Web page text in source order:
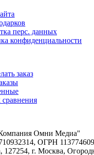
перс. данных
конфиденциальности
заказ
Омни Медиа"
ОГРН
127254, г. Москва,